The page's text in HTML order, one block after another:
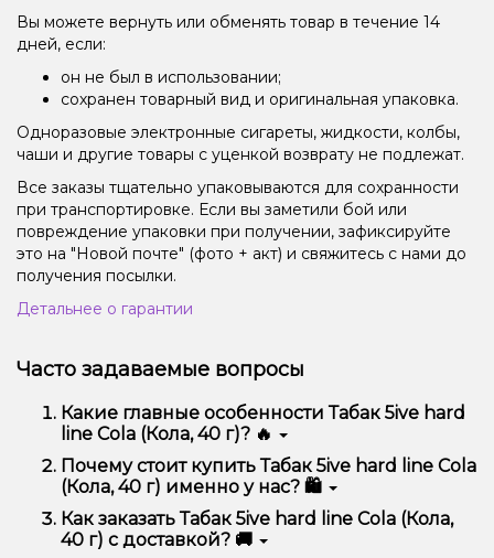
Вы можете вернуть или обменять товар в течение 14
дней, если:
он не был в использовании;
сохранен товарный вид и оригинальная упаковка.
Одноразовые электронные сигареты, жидкости, колбы,
чаши и другие товары с уценкой возврату не подлежат.
Все заказы тщательно упаковываются для сохранности
при транспортировке. Если вы заметили бой или
повреждение упаковки при получении, зафиксируйте
это на "Новой почте" (фото + акт) и свяжитесь с нами до
получения посылки.
Детальнее о гарантии
Часто задаваемые вопросы
Какие главные особенности Табак 5ive hard
line Cola (Кола, 40 г)? 🔥
Табак 5ive hard line Cola (Кола, 40 г) отличается
высоким качеством, удобством использования и
надежностью.
Почему стоит купить Табак 5ive hard line Cola
(Кола, 40 г) именно у нас? 🛍️
Мы предлагаем только оригинальную продукцию,
широкий ассортимент, выгодные цены и быструю
доставку. Кроме того, у нас регулярные акции и
Как заказать Табак 5ive hard line Cola (Кола,
40 г) с доставкой? 🚚